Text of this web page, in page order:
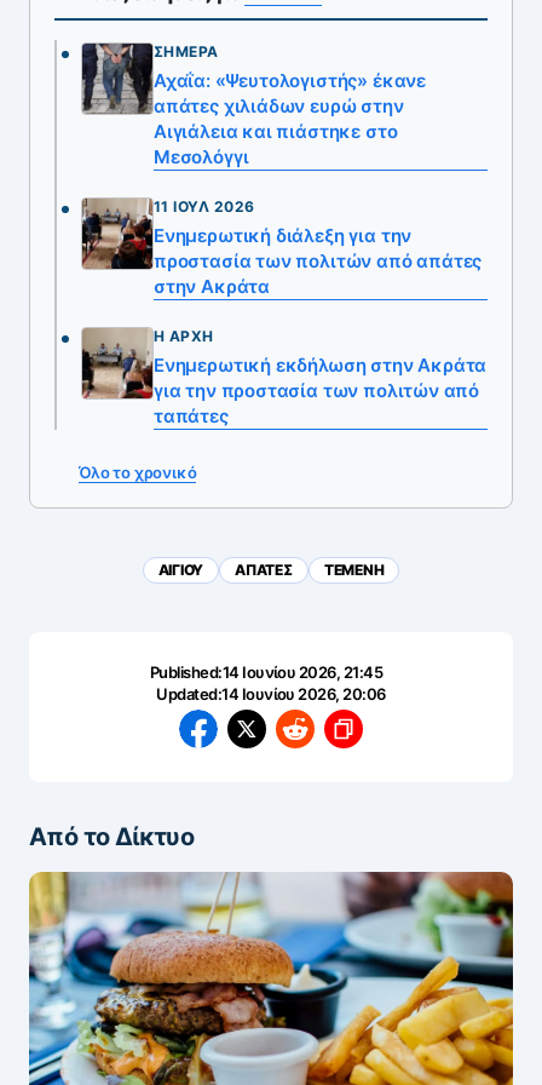
ΣΉΜΕΡΑ
Αχαΐα: «Ψευτολογιστής» έκανε
απάτες χιλιάδων ευρώ στην
Αιγιάλεια και πιάστηκε στο
Μεσολόγγι
11 ΙΟΎΛ 2026
Ενημερωτική διάλεξη για την
προστασία των πολιτών από απάτες
στην Ακράτα
Η ΑΡΧΉ
Ενημερωτική εκδήλωση στην Ακράτα
για την προστασία των πολιτών από
ταπάτες
Όλο το χρονικό
ΑΙΓΙΟΥ ΑΠΑΤΕΣ ΤΕΜΕΝΗ
Published:14 Ιουνίου 2026, 21:45
Updated:14 Ιουνίου 2026, 20:06
Από το Δίκτυο